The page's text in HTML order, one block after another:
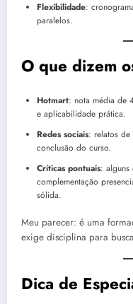
Flexibilidade:
paralelos.
O que dizem
Hotmart: nota média de
e aplicabilidade prática.
Redes sociais: relatos de
conclusão do curso.
Críticas pontuais: alguns
complementação
sólida.
Meu parecer: é uma
exige disciplina para
Dica de